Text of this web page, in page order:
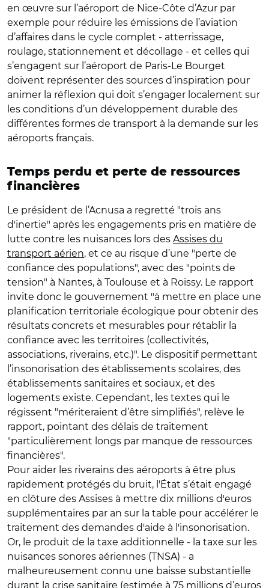
en œuvre sur l’aéroport de Nice-Côte d’Azur par
exemple pour réduire les émissions de l’aviation
d’affaires dans le cycle complet - atterrissage,
roulage, stationnement et décollage - et celles qui
s’engagent sur l’aéroport de Paris-Le Bourget
doivent représenter des sources d’inspiration pour
animer la réflexion qui doit s’engager localement sur
les conditions d’un développement durable des
différentes formes de transport à la demande sur les
aéroports français.
Temps perdu et perte de ressources
financières
Le président de l’Acnusa a regretté "trois ans
d'inertie" après les engagements pris en matière de
lutte contre les nuisances lors des Assises du
transport aérien, et ce au risque d’une "perte de
confiance des populations", avec des "points de
tension" à Nantes, à Toulouse et à Roissy. Le rapport
invite donc le gouvernement "à mettre en place une
planification territoriale écologique pour obtenir des
résultats concrets et mesurables pour rétablir la
confiance avec les territoires (collectivités,
associations, riverains, etc.)". Le dispositif permettant
l’insonorisation des établissements scolaires, des
établissements sanitaires et sociaux, et des
logements existe. Cependant, les textes qui le
régissent "mériteraient d’être simplifiés", relève le
rapport, pointant des délais de traitement
"particulièrement longs par manque de ressources
financières".
Pour aider les riverains des aéroports à être plus
rapidement protégés du bruit, l'État s’était engagé
en clôture des Assises à mettre dix millions d'euros
supplémentaires par an sur la table pour accélérer le
traitement des demandes d'aide à l'insonorisation.
Or, le produit de la taxe additionnelle - la taxe sur les
nuisances sonores aériennes (TNSA) - a
malheureusement connu une baisse substantielle
durant la crise sanitaire (estimée à 75 millions d’euros